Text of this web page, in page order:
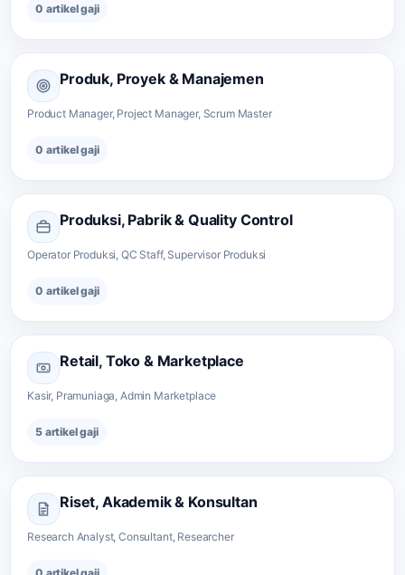
0 artikel gaji
Produk, Proyek & Manajemen
Product Manager, Project Manager, Scrum Master
0 artikel gaji
Produksi, Pabrik & Quality Control
Operator Produksi, QC Staff, Supervisor Produksi
0 artikel gaji
Retail, Toko & Marketplace
Kasir, Pramuniaga, Admin Marketplace
5 artikel gaji
Riset, Akademik & Konsultan
Research Analyst, Consultant, Researcher